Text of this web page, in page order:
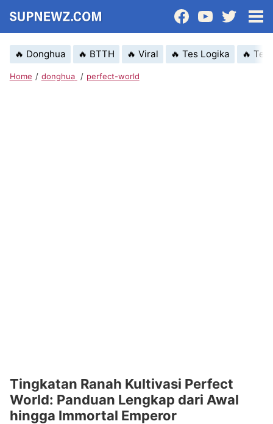
🔥 Donghua 🔥 BTTH 🔥 Viral 🔥 Tes Logika 🔥
Home donghua perfect-world
Tingkatan Ranah Kultivasi Perfect
World: Panduan Lengkap dari Awal
hingga Immortal Emperor